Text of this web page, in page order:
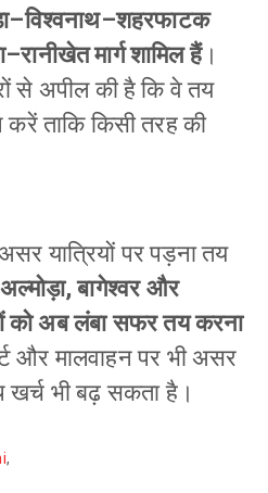
मार्ग शामिल हैं।
से अपील की है कि वे तय
ताकि किसी तरह की
यात्रियों पर पड़ना तय
अल्मोड़ा, बागेश्वर और
को अब लंबा सफर तय करना
और मालवाहन पर भी असर
भी बढ़ सकता है।
,